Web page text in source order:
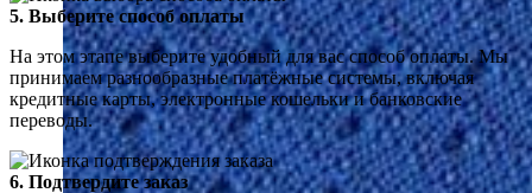
5. Выберите способ оплаты
На этом этапе выберите удобный для вас способ оплаты. Мы
принимаем разнообразные платёжные системы, включая
кредитные карты, электронные кошельки и банковские
переводы.
6. Подтвердите заказ